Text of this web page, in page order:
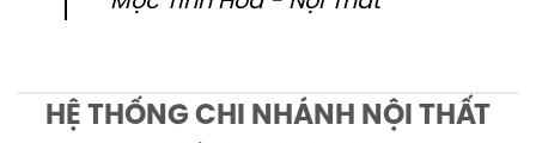
HỆ THỐNG CHI NHÁNH NỘI THẤT